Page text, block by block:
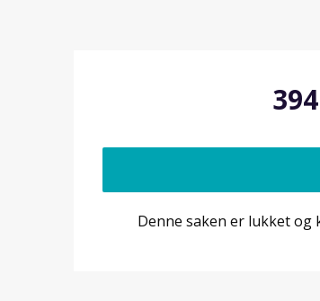
Denne saken er lukket og